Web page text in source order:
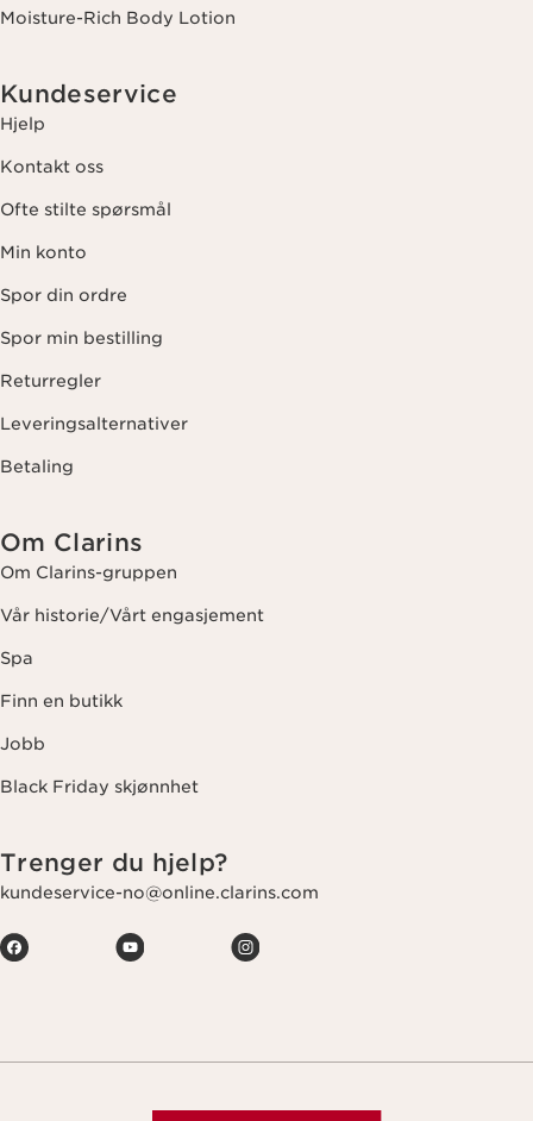
Moisture-Rich Body Lotion
Kundeservice
Hjelp
Kontakt oss
Ofte stilte spørsmål
Min konto
Spor din ordre
Spor min bestilling
Returregler
Leveringsalternativer
Betaling
Om Clarins
Om Clarins-gruppen
Vår historie/Vårt engasjement
Spa
Finn en butikk
Jobb
Black Friday skjønnhet
Trenger du hjelp?
kundeservice-no@online.clarins.com